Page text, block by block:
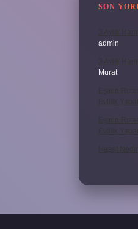
SON
3 Aylık
admin
3 Aylık
Murat
Eşinin
Evlilik
Eşinin
Evlilik
Haşat Nedir